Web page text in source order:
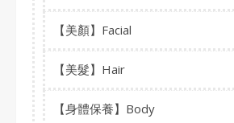
【美顏】Facial
【美髮】Hair
【身體保養】Body